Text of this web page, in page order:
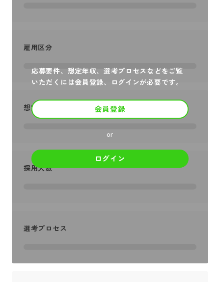
応募要件、想定年収、選考プロセスなどをご覧
いただくには会員登録、ログインが必要です。
会員登録
or
ログイン
雇用区分
想定年収
採用人数
選考プロセス